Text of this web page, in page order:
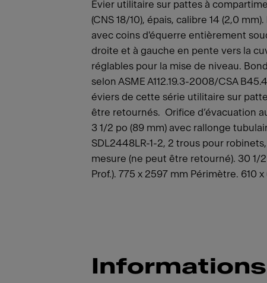
Évier utilitaire sur pattes à
(CNS 18/10), épais, calibre 14 (2,0
avec coins d'équerre entièrement
droite et à gauche en pente vers la
réglables pour la mise de niveau.
selon ASME A112.19.3-2008/CSA
éviers de cette série utilitaire sur
être retournés. Orifice d’évacuation
3 1/2 po (89 mm) avec rallonge
SDL2448LR-1-2, 2 trous pour
mesure (ne peut être retourné). 30 1/
Prof.). 775 x 2597 mm Périmètre. 610